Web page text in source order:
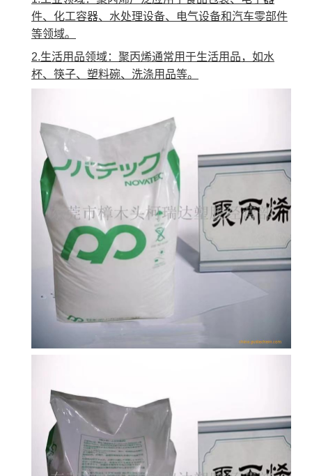
件、化工容器、水处理设备、电气设备和汽车零部件
等领域。
2.生活用品领域：聚丙烯通常用于生活用品，如水
杯、筷子、塑料碗、洗涤用品等。